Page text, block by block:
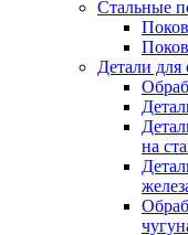
Стальные
Детали
на